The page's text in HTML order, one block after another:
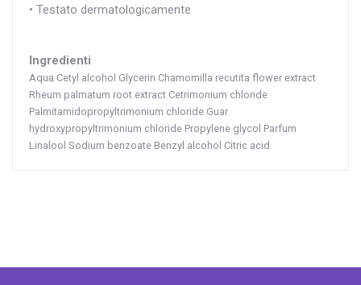
• Testato dermatologicamente
Ingredienti
Aqua Cetyl alcohol Glycerin Chamomilla recutita flower extract
Rheum palmatum root extract Cetrimonium chloride
Palmitamidopropyltrimonium chloride Guar
hydroxypropyltrimonium chloride Propylene glycol Parfum
Linalool Sodium benzoate Benzyl alcohol Citric acid